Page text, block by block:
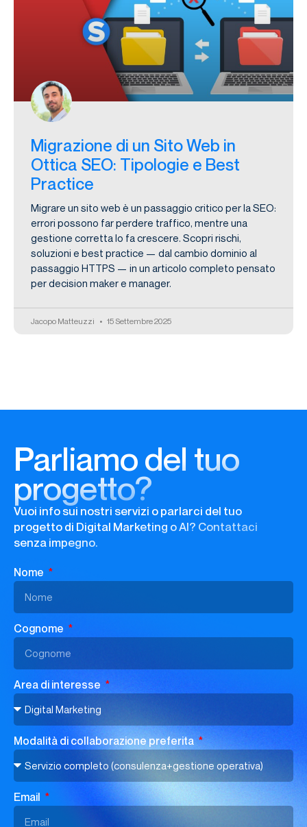
Migrazione di un Sito Web in
Ottica SEO: Tipologie e Best
Practice
Migrare un sito web è un passaggio critico per la SEO:
errori possono far perdere traffico, mentre una
gestione corretta lo fa crescere. Scopri rischi,
soluzioni e best practice — dal cambio dominio al
passaggio HTTPS — in un articolo completo pensato
per decision maker e manager.
Jacopo Matteuzzi 15 Settembre 2025
Parliamo del tuo
progetto?
Vuoi info sui nostri servizi o parlarci del tuo
progetto di Digital Marketing o AI? Contattaci
senza impegno.
Nome
Cognome
Area di interesse
Modalità di collaborazione preferita
Email